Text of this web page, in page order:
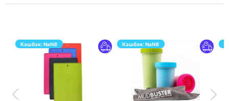
Кэшбэк:NaN₴
ПЕРЕЙТИ
Кэшбэк:NaN₴
ПЕРЕЙТИ